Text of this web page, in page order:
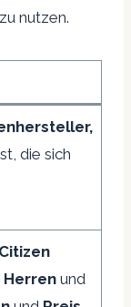
nutzen.
die sich
Herrenund